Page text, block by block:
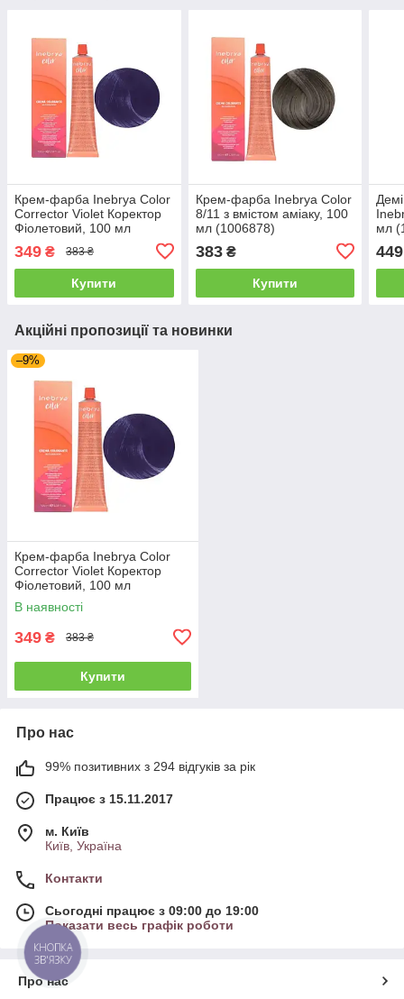
Крем-фарба Inebrya Сolor
Corrector Violet Коректор
Фіолетовий, 100 мл
349 ₴ 383 ₴
Купити
Крем-фарба Inebrya Сolor
8/11 з вмiстом амiаку, 100
мл (1006878)
383₴
Купити
мл
449
Акційні пропозиції та новинки
–9%
Крем-фарба Inebrya Сolor
Corrector Violet Коректор
Фіолетовий, 100 мл
(1006681)
В наявності
349 ₴ 383 ₴
Купити
Про нас
99% позитивних з 294 відгуків за рік
Працює з 15.11.2017
м. Київ
Київ, Україна
Контакти
Сьогодні працює з 09:00 до 19:00
Показати весь графік роботи
Про нас
КНОПКА
ЗВ'ЯЗКУ